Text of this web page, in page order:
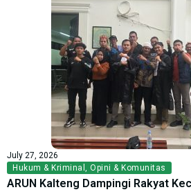
July 27, 2026
Hukum & Kriminal , Opini & Komunitas
ARUN Kalteng Dampingi Rakyat